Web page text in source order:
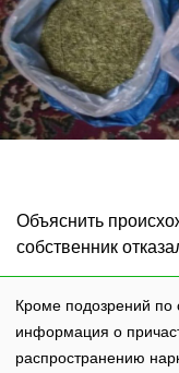
Объяснить
собственник
Кроме подозрений по
информация о
распространению